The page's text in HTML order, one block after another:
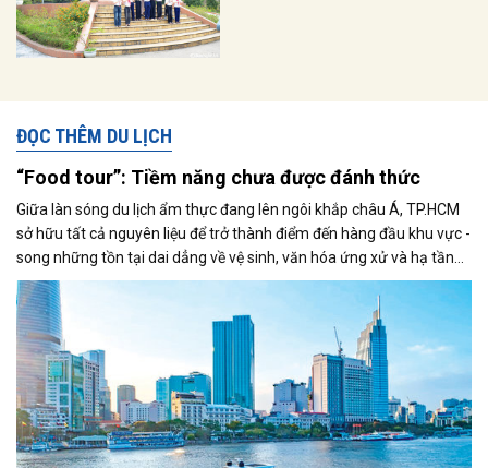
ĐỌC THÊM DU LỊCH
“Food tour”: Tiềm năng chưa được đánh thức
Giữa làn sóng du lịch ẩm thực đang lên ngôi khắp châu Á, TP.HCM
sở hữu tất cả nguyên liệu để trở thành điểm đến hàng đầu khu vực -
song những tồn tại dai dẳng về vệ sinh, văn hóa ứng xử và hạ tầng
đô thị đang kìm hãm Thành phố đứng mãi ở ngưỡng cửa của tiềm
năng.